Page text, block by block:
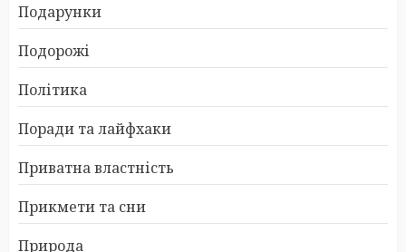
Подарунки
Подорожі
Політика
Поради та лайфхаки
Приватна властність
Прикмети та сни
Природа